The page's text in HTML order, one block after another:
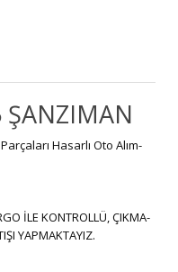
ŞANZIMAN
Hasarlı Oto Alım-
İLE KONTROLLÜ, ÇIKMA-
YAPMAKTAYIZ.